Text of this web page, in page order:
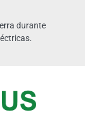
durante